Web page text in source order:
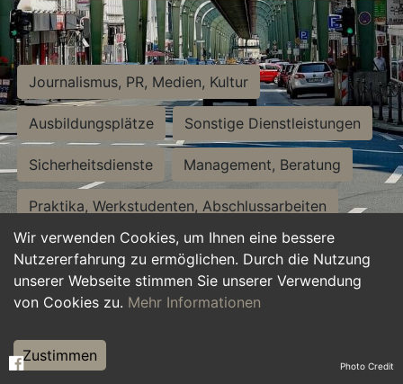
Wir verwenden Cookies, um Ihnen eine bessere
Nutzererfahrung zu ermöglichen. Durch die Nutzung
unserer Webseite stimmen Sie unserer Verwendung
von Cookies zu. Mehr Informationen
Zustimmen
Journalismus, PR, Medien, Kultur
Ausbildungsplätze Sonstige Dienstleistungen
Sicherheitsdienste Management, Beratung
Praktika, Werkstudenten, Abschlussarbeiten
Personalwesen Assistenz, Sekretariat
Hilfskräfte, Aushilfs- und Nebenjobs
Weiterbildung, Studium, duale Ausbildung Photo Credit